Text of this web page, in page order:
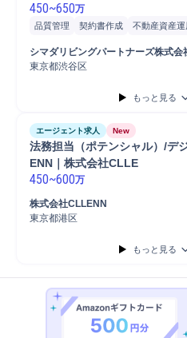
450~650万
品質管理 契約書作成 不動産資産運
検査機器調整/検査
ホテル
福祉施設
訪問介護
東京都渋谷区
もっと見る
エージェント求人 New
法務担当（ポテンシャル）/デ
ENN｜株式会社CLLE
450~600万
株式会社CLLENN
東京都港区
もっと見る